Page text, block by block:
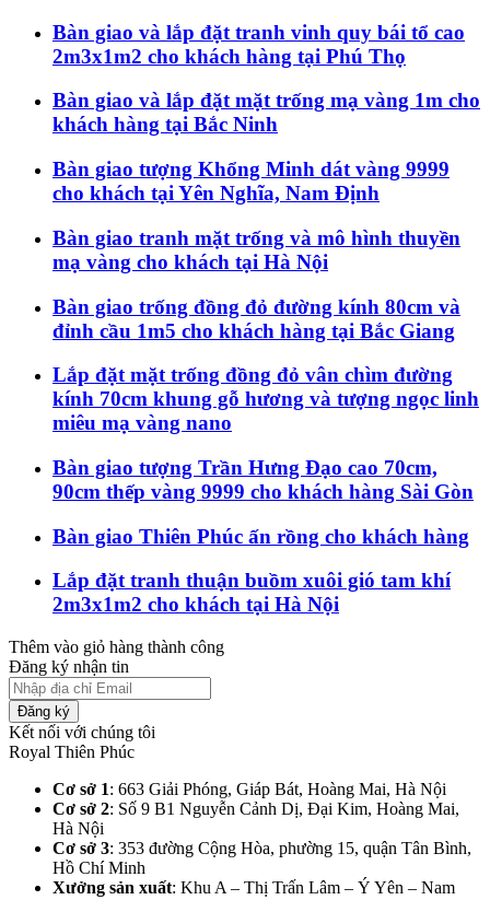
Bàn giao và lắp đặt tranh vinh quy bái tổ cao
2m3x1m2 cho khách hàng tại Phú Thọ
Bàn giao và lắp đặt mặt trống mạ vàng 1m cho
khách hàng tại Bắc Ninh
Bàn giao tượng Khổng Minh dát vàng 9999
cho khách tại Yên Nghĩa, Nam Định
Bàn giao tranh mặt trống và mô hình thuyền
mạ vàng cho khách tại Hà Nội
Bàn giao trống đồng đỏ đường kính 80cm và
đỉnh cầu 1m5 cho khách hàng tại Bắc Giang
Lắp đặt mặt trống đồng đỏ vân chìm đường
kính 70cm khung gỗ hương và tượng ngọc linh
miêu mạ vàng nano
Bàn giao tượng Trần Hưng Đạo cao 70cm,
90cm thếp vàng 9999 cho khách hàng Sài Gòn
Bàn giao Thiên Phúc ấn rồng cho khách hàng
Lắp đặt tranh thuận buồm xuôi gió tam khí
2m3x1m2 cho khách tại Hà Nội
Thêm vào giỏ hàng thành công
Đăng ký nhận tin
Đăng ký
Kết nối với chúng tôi
Royal Thiên Phúc
Cơ sở 1: 663 Giải Phóng, Giáp Bát, Hoàng Mai, Hà Nội​
Cơ sở 2: Số 9 B1 Nguyễn Cảnh Dị, Đại Kim, Hoàng Mai,
Hà Nội​
Cơ sở 3: 353 đường Cộng Hòa, phường 15, quận Tân Bình,
Hồ Chí Minh
Xưởng sản xuất: Khu A – Thị Trấn Lâm – Ý Yên – Nam